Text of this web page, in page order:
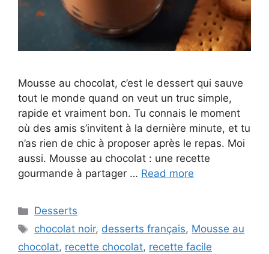
Mousse au chocolat, c’est le dessert qui sauve
tout le monde quand on veut un truc simple,
rapide et vraiment bon. Tu connais le moment
où des amis s’invitent à la dernière minute, et tu
n’as rien de chic à proposer après le repas. Moi
aussi. Mousse au chocolat : une recette
gourmande à partager … Read more
Categories
Desserts
Tags
chocolat noir, desserts français, Mousse au
chocolat, recette chocolat, recette facile